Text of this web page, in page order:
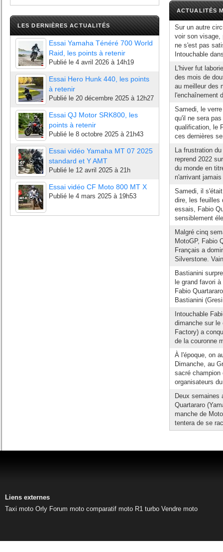
LES DERNIÈRES ACTUALITÉS
Essai Yamaha Ténéré 700 World
Raid, les points à retenir
Publié le 4 avril 2026 à 14h19
Essai Hero Hunk 440, les points
à retenir
Publié le 20 décembre 2025 à 12h27
Essai QJ Motor SRK800, les
points à retenir
Publié le 8 octobre 2025 à 21h43
Essai vidéo Yamaha MT 07 2025
standard et Y AMT
Publié le 12 avril 2025 à 21h
Essai vidéo CF Moto 800 MT X
Publié le 4 mars 2025 à 19h53
ACTUALITÉS
Sur un autre
voir son visage,
ne s'est pas
Intouchable
L'hiver fut
des mois de
au meilleur des
l'enchaînement
Samedi, le
qu'il ne sera
qualification, le
ces dernières
La frustration
reprend 2022
du monde en
n'arrivant
Samedi, il
dire, les feuilles
essais, Fabio
sensiblement
Malgré cinq
MotoGP, Fabio
Français a
Silverstone.
Bastianini
le grand favori
Fabio
Bastianini
Intouchable
dimanche sur le
Factory) a
de la couronne
À l'époque, on
Dimanche, au
sacré champion
organisateurs
Deux semaines
Quartararo
manche de
tentera de se
Liens externes
Taxi moto Orly Forum moto comparatif moto R1 turbo Vendre moto